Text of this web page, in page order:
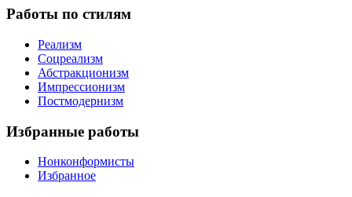
Работы по стилям
Реализм
Соцреализм
Абстракционизм
Импрессионизм
Постмодернизм
Избранные работы
Нонконформисты
Избранное